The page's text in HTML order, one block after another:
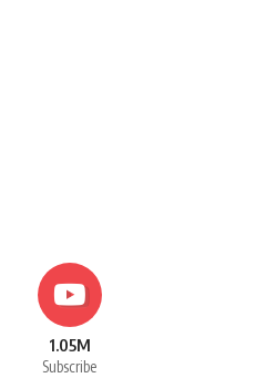
1.05M
Subscribe